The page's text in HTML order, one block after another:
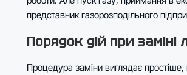
представник газорозподільного
Порядок дій при заміні
Процедура заміни виглядає